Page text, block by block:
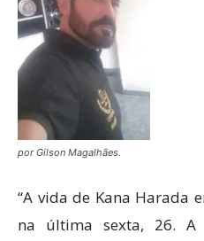
por Gilson Magalhães.
“A vida de Kana Harada
na última sexta, 26. A